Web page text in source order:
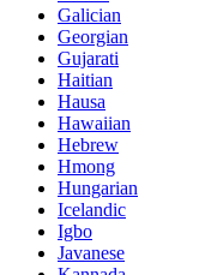
Galician
Georgian
Gujarati
Haitian
Hausa
Hawaiian
Hebrew
Hmong
Hungarian
Icelandic
Igbo
Javanese